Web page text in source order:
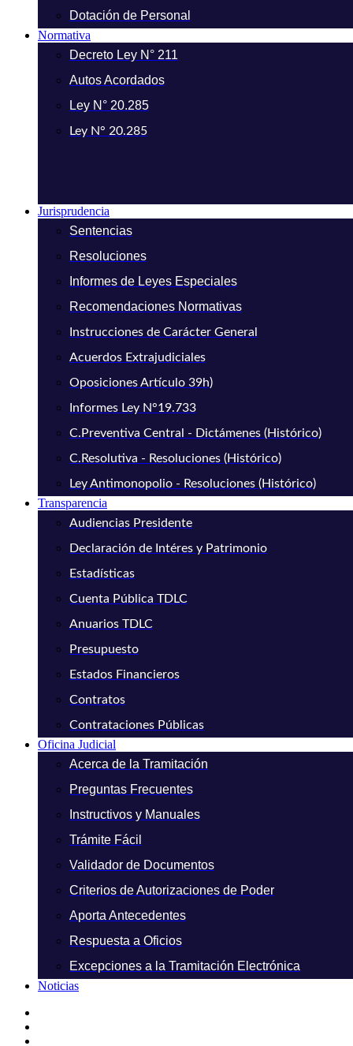
Dotación de Personal
Normativa
Decreto Ley N° 211
Autos Acordados
Ley N° 20.285
Ley N° 20.285
Jurisprudencia
Sentencias
Resoluciones
Informes de Leyes Especiales
Recomendaciones Normativas
Instrucciones de Carácter General
Acuerdos Extrajudiciales
Oposiciones Artículo 39h)
Informes Ley N°19.733
C.Preventiva Central - Dictámenes (Histórico)
C.Resolutiva - Resoluciones (Histórico)
Ley Antimonopolio - Resoluciones (Histórico)
Transparencia
Audiencias Presidente
Declaración de Intéres y Patrimonio
Estadísticas
Cuenta Pública TDLC
Anuarios TDLC
Presupuesto
Estados Financieros
Contratos
Contrataciones Públicas
Oficina Judicial
Acerca de la Tramitación
Preguntas Frecuentes
Instructivos y Manuales
Trámite Fácil
Validador de Documentos
Criterios de Autorizaciones de Poder
Aporta Antecedentes
Respuesta a Oficios
Excepciones a la Tramitación Electrónica
Noticias